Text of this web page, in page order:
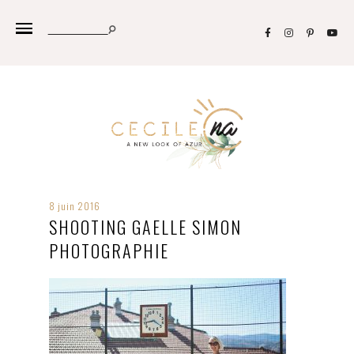
8 juin 2016
SHOOTING GAELLE SIMON
PHOTOGRAPHIE